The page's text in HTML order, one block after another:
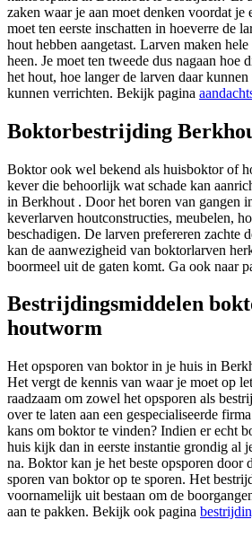
zaken waar je aan moet denken voordat je
moet ten eerste inschatten in hoeverre de
hout hebben aangetast. Larven maken
heen. Je moet ten tweede dus nagaan hoe
het hout, hoe langer de larven daar
kunnen verrichten. Bekijk pagina
Boktorbestrijding
Boktor ook wel bekend als huisboktor of
kever die behoorlijk wat schade kan
in Berkhout . Door het boren van gangen
keverlarven houtconstructies, meubelen,
beschadigen. De larven prefereren zachte
kan de aanwezigheid van boktorlarven
boormeel uit de gaten komt. Ga ook naar
Bestrijdingsmiddelen
houtworm
Het opsporen van boktor in je huis in
Het vergt de kennis van waar je moet op
raadzaam om zowel het opsporen als
over te laten aan een gespecialiseerde
kans om boktor te vinden? Indien er echt
huis kijk dan in eerste instantie grondig al
na. Boktor kan je het beste opsporen door
sporen van boktor op te sporen. Het
voornamelijk uit bestaan om de
aan te pakken. Bekijk ook pagina